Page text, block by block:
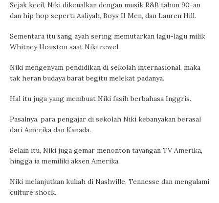
Sejak kecil, Niki dikenalkan dengan musik R&B tahun 90-an
dan hip hop seperti Aaliyah, Boys II Men, dan Lauren Hill.
Sementara itu sang ayah sering memutarkan lagu-lagu milik
Whitney Houston saat Niki rewel.
Niki mengenyam pendidikan di sekolah internasional, maka
tak heran budaya barat begitu melekat padanya.
Hal itu juga yang membuat Niki fasih berbahasa Inggris.
Pasalnya, para pengajar di sekolah Niki kebanyakan berasal
dari Amerika dan Kanada.
Selain itu, Niki juga gemar menonton tayangan TV Amerika,
hingga ia memiliki aksen Amerika.
Niki melanjutkan kuliah di Nashville, Tennesse dan mengalami
culture shock.